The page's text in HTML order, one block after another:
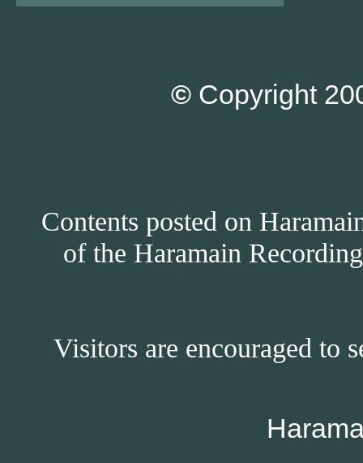
© Copyright
Contents posted on
of the Haramain
Visitors are encouraged to